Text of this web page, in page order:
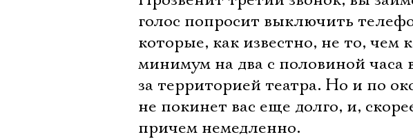
голос попросит выключить
которые, как известно, не то, чем
минимум на два с половиной часа
за территорией театра. Но и по
не покинет вас еще долго, и,
причем немедленно.